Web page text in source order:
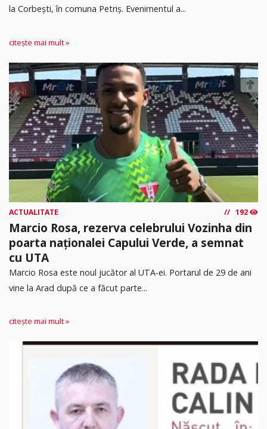
la Corbești, în comuna Petriș. Evenimentul a...
citește mai mult »
ACTUALITATE 192
Marcio Rosa, rezerva celebrului Vozinha din
poarta naționalei Capului Verde, a semnat
cu UTA
Marcio Rosa este noul jucător al UTA-ei. Portarul de 29 de ani
vine la Arad după ce a făcut parte...
citește mai mult »